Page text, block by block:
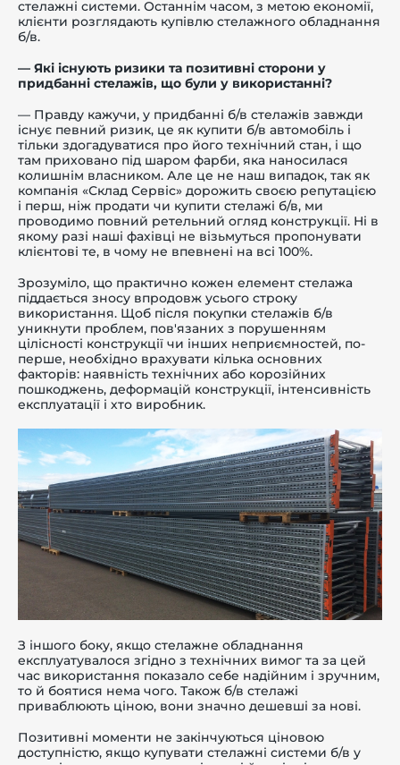
стелажні системи. Останнім часом, з метою економії,
клієнти розглядають купівлю стелажного обладнання
б/в.
— Які існують ризики та позитивні сторони у
придбанні стелажів, що були у використанні?
— Правду кажучи, у придбанні б/в стелажів завжди
існує певний ризик, це як купити б/в автомобіль і
тільки здогадуватися про його технічний стан, і що
там приховано під шаром фарби, яка наносилася
колишнім власником. Але це не наш випадок, так як
компанія «Склад Сервіс» дорожить своєю репутацією
і перш, ніж продати чи купити стелажі б/в, ми
проводимо повний ретельний огляд конструкції. Ні в
якому разі наші фахівці не візьмуться пропонувати
клієнтові те, в чому не впевнені на всі 100%.
Зрозуміло, що практично кожен елемент стелажа
піддається зносу впродовж усього строку
використання. Щоб після покупки стелажів б/в
уникнути проблем, пов'язаних з порушенням
цілісності конструкції чи інших неприємностей, по-
перше, необхідно врахувати кілька основних
факторів: наявність технічних або корозійних
пошкоджень, деформацій конструкції, інтенсивність
експлуатації і хто виробник.
З іншого боку, якщо стелажне обладнання
експлуатувалося згідно з технічних вимог та за цей
час використання показало себе надійним і зручним,
то й боятися нема чого. Також б/в стелажі
приваблюють ціною, вони значно дешевші за нові.
Позитивні моменти не закінчуються ціновою
доступністю, якщо купувати стелажні системи б/в у